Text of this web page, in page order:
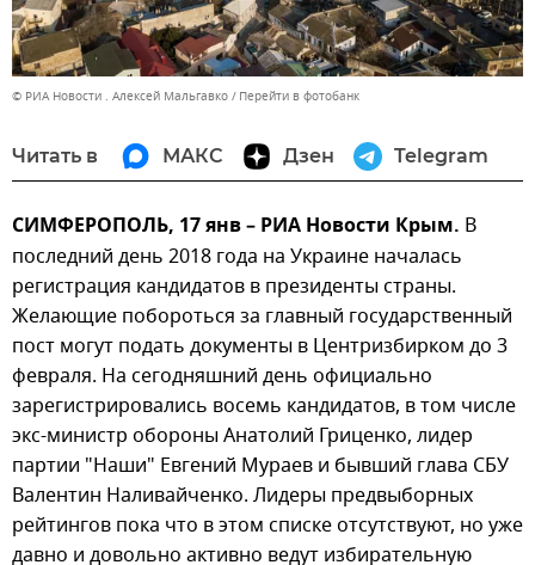
© РИА Новости . Алексей Мальгавко Перейти в фотобанк
Читать в МАКС Дзен Telegram
СИМФЕРОПОЛЬ, 17 янв – РИА Новости Крым. В
последний день 2018 года на Украине началась
регистрация кандидатов в президенты страны.
Желающие побороться за главный государственный
пост могут подать документы в Центризбирком до 3
февраля. На сегодняшний день официально
зарегистрировались восемь кандидатов, в том числе
экс-министр обороны Анатолий Гриценко, лидер
партии "Наши" Евгений Мураев и бывший глава СБУ
Валентин Наливайченко. Лидеры предвыборных
рейтингов пока что в этом списке отсутствуют, но уже
давно и довольно активно ведут избирательную